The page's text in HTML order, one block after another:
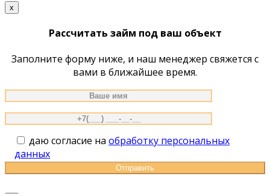
по
сайту
x
Рассчитать займ под ваш объект
Заполните форму ниже, и наш менеджер свяжется с
вами в ближайшее время.
даю согласие на обработку персональных
данных